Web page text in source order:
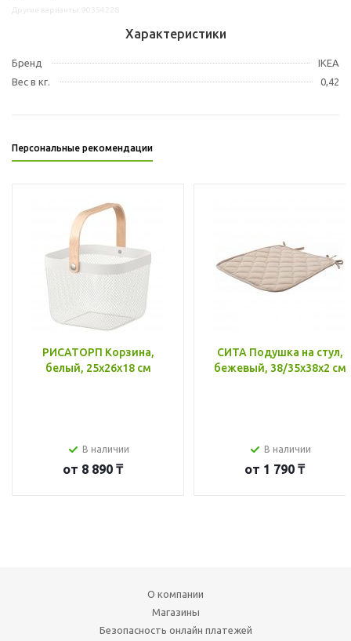
Характеристики
Бренд
IKEA
Вес в кг.
0,42
Персональные рекомендации
РИСАТОРП Корзина,
белый, 25x26x18 см
В наличии
от 8 890 ₸
СИТА Подушка на стул,
бежевый, 38/35x38x2 см
В наличии
от 1 790 ₸
О компании
Магазины
Безопасность онлайн платежей